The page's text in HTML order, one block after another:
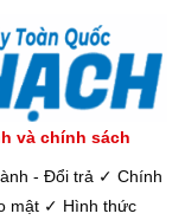
và chính sách
- Đổi trả ✓ Chính
mật ✓ Hình thức